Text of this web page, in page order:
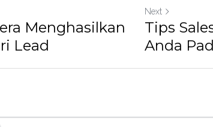
Menghasilkan
Lead
Next
Tips
Anda